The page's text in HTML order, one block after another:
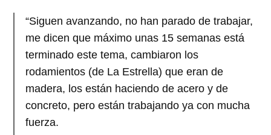
“Siguen avanzando, no han parado de trabajar,
me dicen que máximo unas 15 semanas está
terminado este tema, cambiaron los
rodamientos (de La Estrella) que eran de
madera, los están haciendo de acero y de
concreto, pero están trabajando ya con mucha
fuerza.